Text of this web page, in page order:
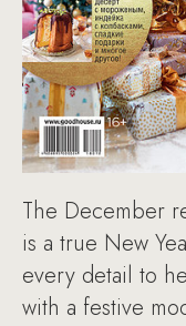
The December
is a true New
every detail to
with a festive